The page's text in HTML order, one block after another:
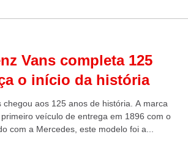
Vans completa 125
o início da história
chegou aos 125 anos de história. A marca
veículo de entrega em 1896 com o
com a Mercedes, este modelo foi a...